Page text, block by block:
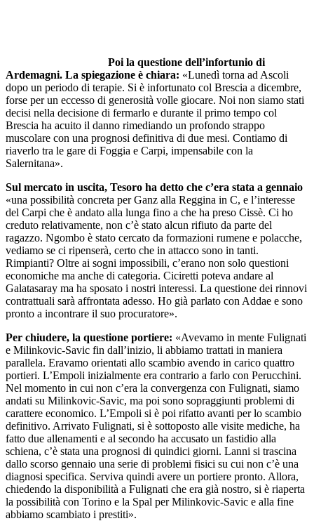
Poi la questione dell’infortunio di
Ardemagni. La spiegazione è chiara: «Lunedì torna ad Ascoli
dopo un periodo di terapie. Si è infortunato col Brescia a dicembre,
forse per un eccesso di generosità volle giocare. Noi non siamo stati
decisi nella decisione di fermarlo e durante il primo tempo col
Brescia ha acuito il danno rimediando un profondo strappo
muscolare con una prognosi definitiva di due mesi. Contiamo di
riaverlo tra le gare di Foggia e Carpi, impensabile con la
Salernitana».
Sul mercato in uscita, Tesoro ha detto che c’era stata a gennaio
«una possibilità concreta per Ganz alla Reggina in C, e l’interesse
del Carpi che è andato alla lunga fino a che ha preso Cissè. Ci ho
creduto relativamente, non c’è stato alcun rifiuto da parte del
ragazzo. Ngombo è stato cercato da formazioni rumene e polacche,
vediamo se ci ripenserà, certo che in attacco sono in tanti.
Rimpianti? Oltre ai sogni impossibili, c’erano non solo questioni
economiche ma anche di categoria. Ciciretti poteva andare al
Galatasaray ma ha sposato i nostri interessi. La questione dei rinnovi
contrattuali sarà affrontata adesso. Ho già parlato con Addae e sono
pronto a incontrare il suo procuratore».
Per chiudere, la questione portiere: «Avevamo in mente Fulignati
e Milinkovic-Savic fin dall’inizio, li abbiamo trattati in maniera
parallela. Eravamo orientati allo scambio avendo in carico quattro
portieri. L’Empoli inizialmente era contrario a farlo con Perucchini.
Nel momento in cui non c’era la convergenza con Fulignati, siamo
andati su Milinkovic-Savic, ma poi sono sopraggiunti problemi di
carattere economico. L’Empoli si è poi rifatto avanti per lo scambio
definitivo. Arrivato Fulignati, si è sottoposto alle visite mediche, ha
fatto due allenamenti e al secondo ha accusato un fastidio alla
schiena, c’è stata una prognosi di quindici giorni. Lanni si trascina
dallo scorso gennaio una serie di problemi fisici su cui non c’è una
diagnosi specifica. Serviva quindi avere un portiere pronto. Allora,
chiedendo la disponibilità a Fulignati che era già nostro, si è riaperta
la possibilità con Torino e la Spal per Milinkovic-Savic e alla fine
abbiamo scambiato i prestiti».